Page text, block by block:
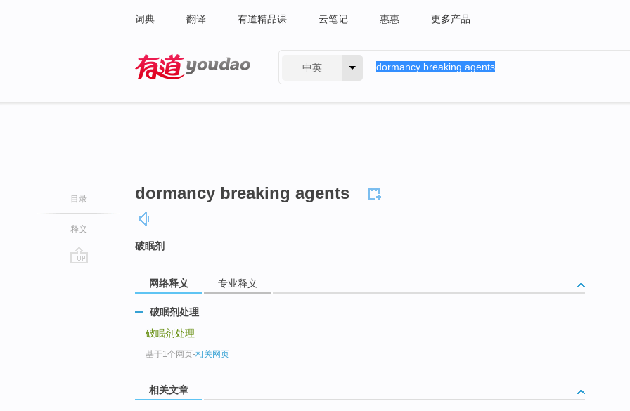
词典 翻译 有道精品课 云笔记 惠惠 更多产品
中英
目录
释义
dormancy breaking agents
破眠剂
网络释义 专业释义
破眠剂处理
破眠剂处理
基于1个网页-相关网页
相关文章